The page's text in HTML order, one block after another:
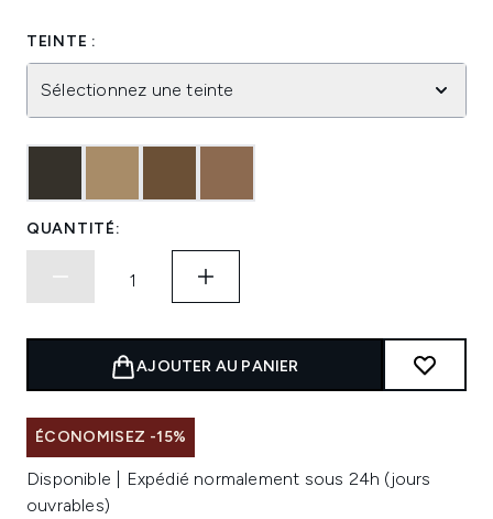
TEINTE :
Sélectionnez une teinte
QUANTITÉ:
AJOUTER AU PANIER
ÉCONOMISEZ -15%
Disponible | Expédié normalement sous 24h (jours
ouvrables)